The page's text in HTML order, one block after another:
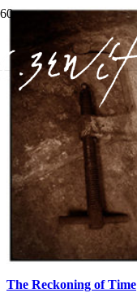
The Reckoning of Time